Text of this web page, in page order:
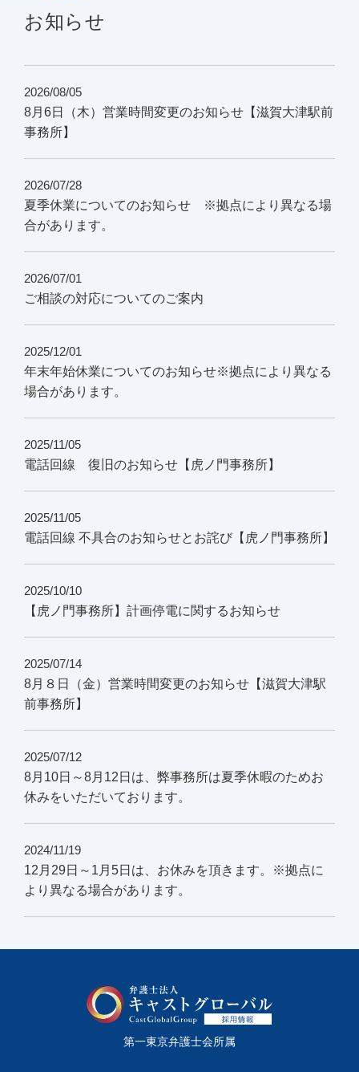
お知らせ
2026/08/05
8月6日（木）営業時間変更のお知らせ【滋賀大津駅前
事務所】
2026/07/28
夏季休業についてのお知らせ ※拠点により異なる場
合があります。
2026/07/01
ご相談の対応についてのご案内
2025/12/01
年末年始休業についてのお知らせ※拠点により異なる
場合があります。
2025/11/05
電話回線 復旧のお知らせ【虎ノ門事務所】
2025/11/05
電話回線 不具合のお知らせとお詫び【虎ノ門事務所】
2025/10/10
【虎ノ門事務所】計画停電に関するお知らせ
2025/07/14
8月８日（金）営業時間変更のお知らせ【滋賀大津駅
前事務所】
2025/07/12
8月10日～8月12日は、弊事務所は夏季休暇のためお
休みをいただいております。
2024/11/19
12月29日～1月5日は、お休みを頂きます。※拠点に
より異なる場合があります。
第一東京弁護士会所属